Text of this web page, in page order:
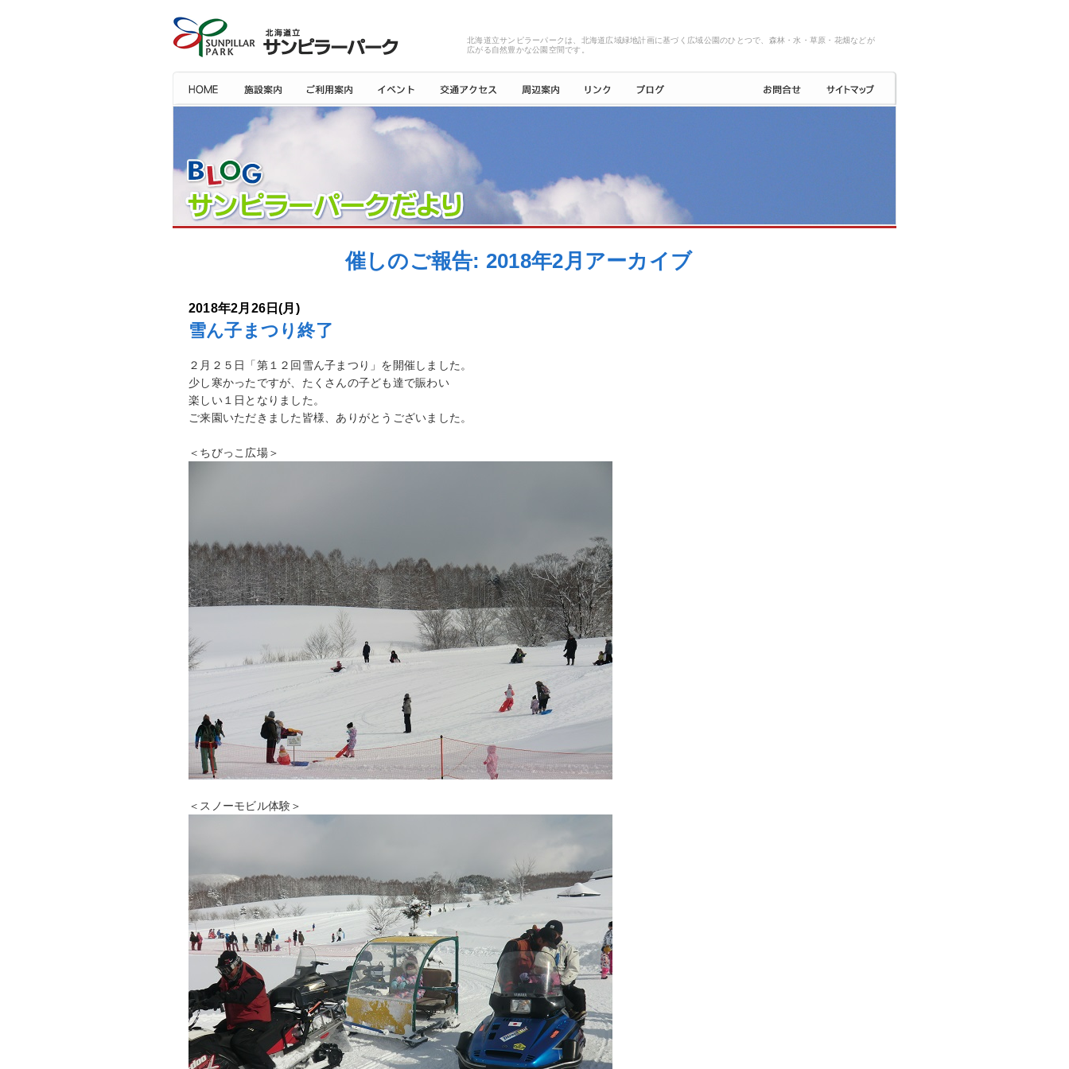
北海道立サンピラーパークは、北海道広域緑地計画に基づく広域公園のひとつで、森林・水・草原・花畑などが
広がる自然豊かな公園空間です。
催しのご報告: 2018年2月アーカイブ
2018年2月26日(月)
雪ん子まつり終了
２月２５日「第１２回雪ん子まつり」を開催しました。
少し寒かったですが、たくさんの子ども達で賑わい
楽しい１日となりました。
ご来園いただきました皆様、ありがとうございました。
＜ちびっこ広場＞
＜スノーモビル体験＞